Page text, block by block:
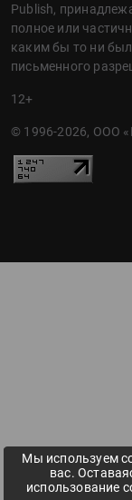
Publish,
полное или
каким бы то ни
письменного
12+
© 1996-2026, ООО
Мы используем
вас.
использование